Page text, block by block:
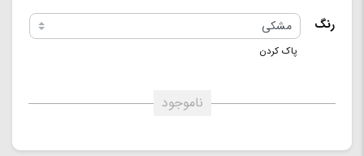
رنگ
پاک کردن
ناموجود